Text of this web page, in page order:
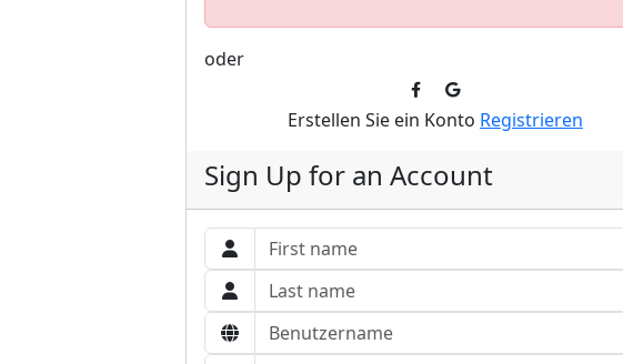
oder
Erstellen Sie ein Konto Registrieren
Sign Up for an Account